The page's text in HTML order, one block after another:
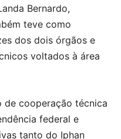
Bernardo,
teve como
dos dois órgãos e
voltados à área
de cooperação técnica
federal e
tanto do Iphan